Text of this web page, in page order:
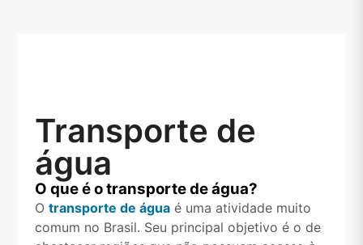
Transporte de
água
O que é o transporte de água?
O transporte de águaé uma atividade muito
comum no Brasil. Seu principal objetivo é o de